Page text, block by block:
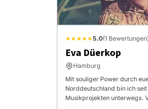
★★★★★5.0(1
Eva Düerkop
Hamburg
Mit souliger Power durch
Norddeutschland bin ich
Musikprojekten unterwegs.